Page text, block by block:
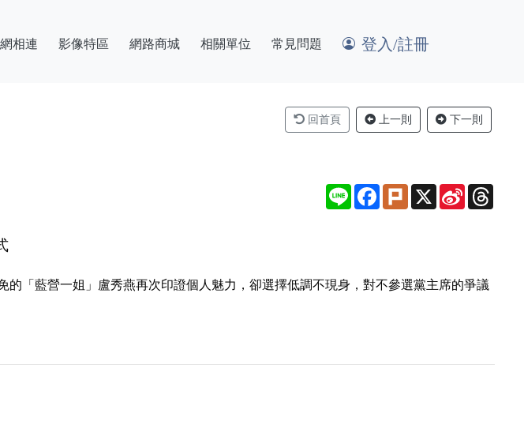
相連 影像特區 網路商城 相關單位 常見問題 登入/註冊
回首頁 上一則 下一則
Line Facebook
Plurk X
Sina
Weibo
「藍營一姐」盧秀燕再次印證個人魅力，卻選擇低調不現身，對不參選黨主席的爭議